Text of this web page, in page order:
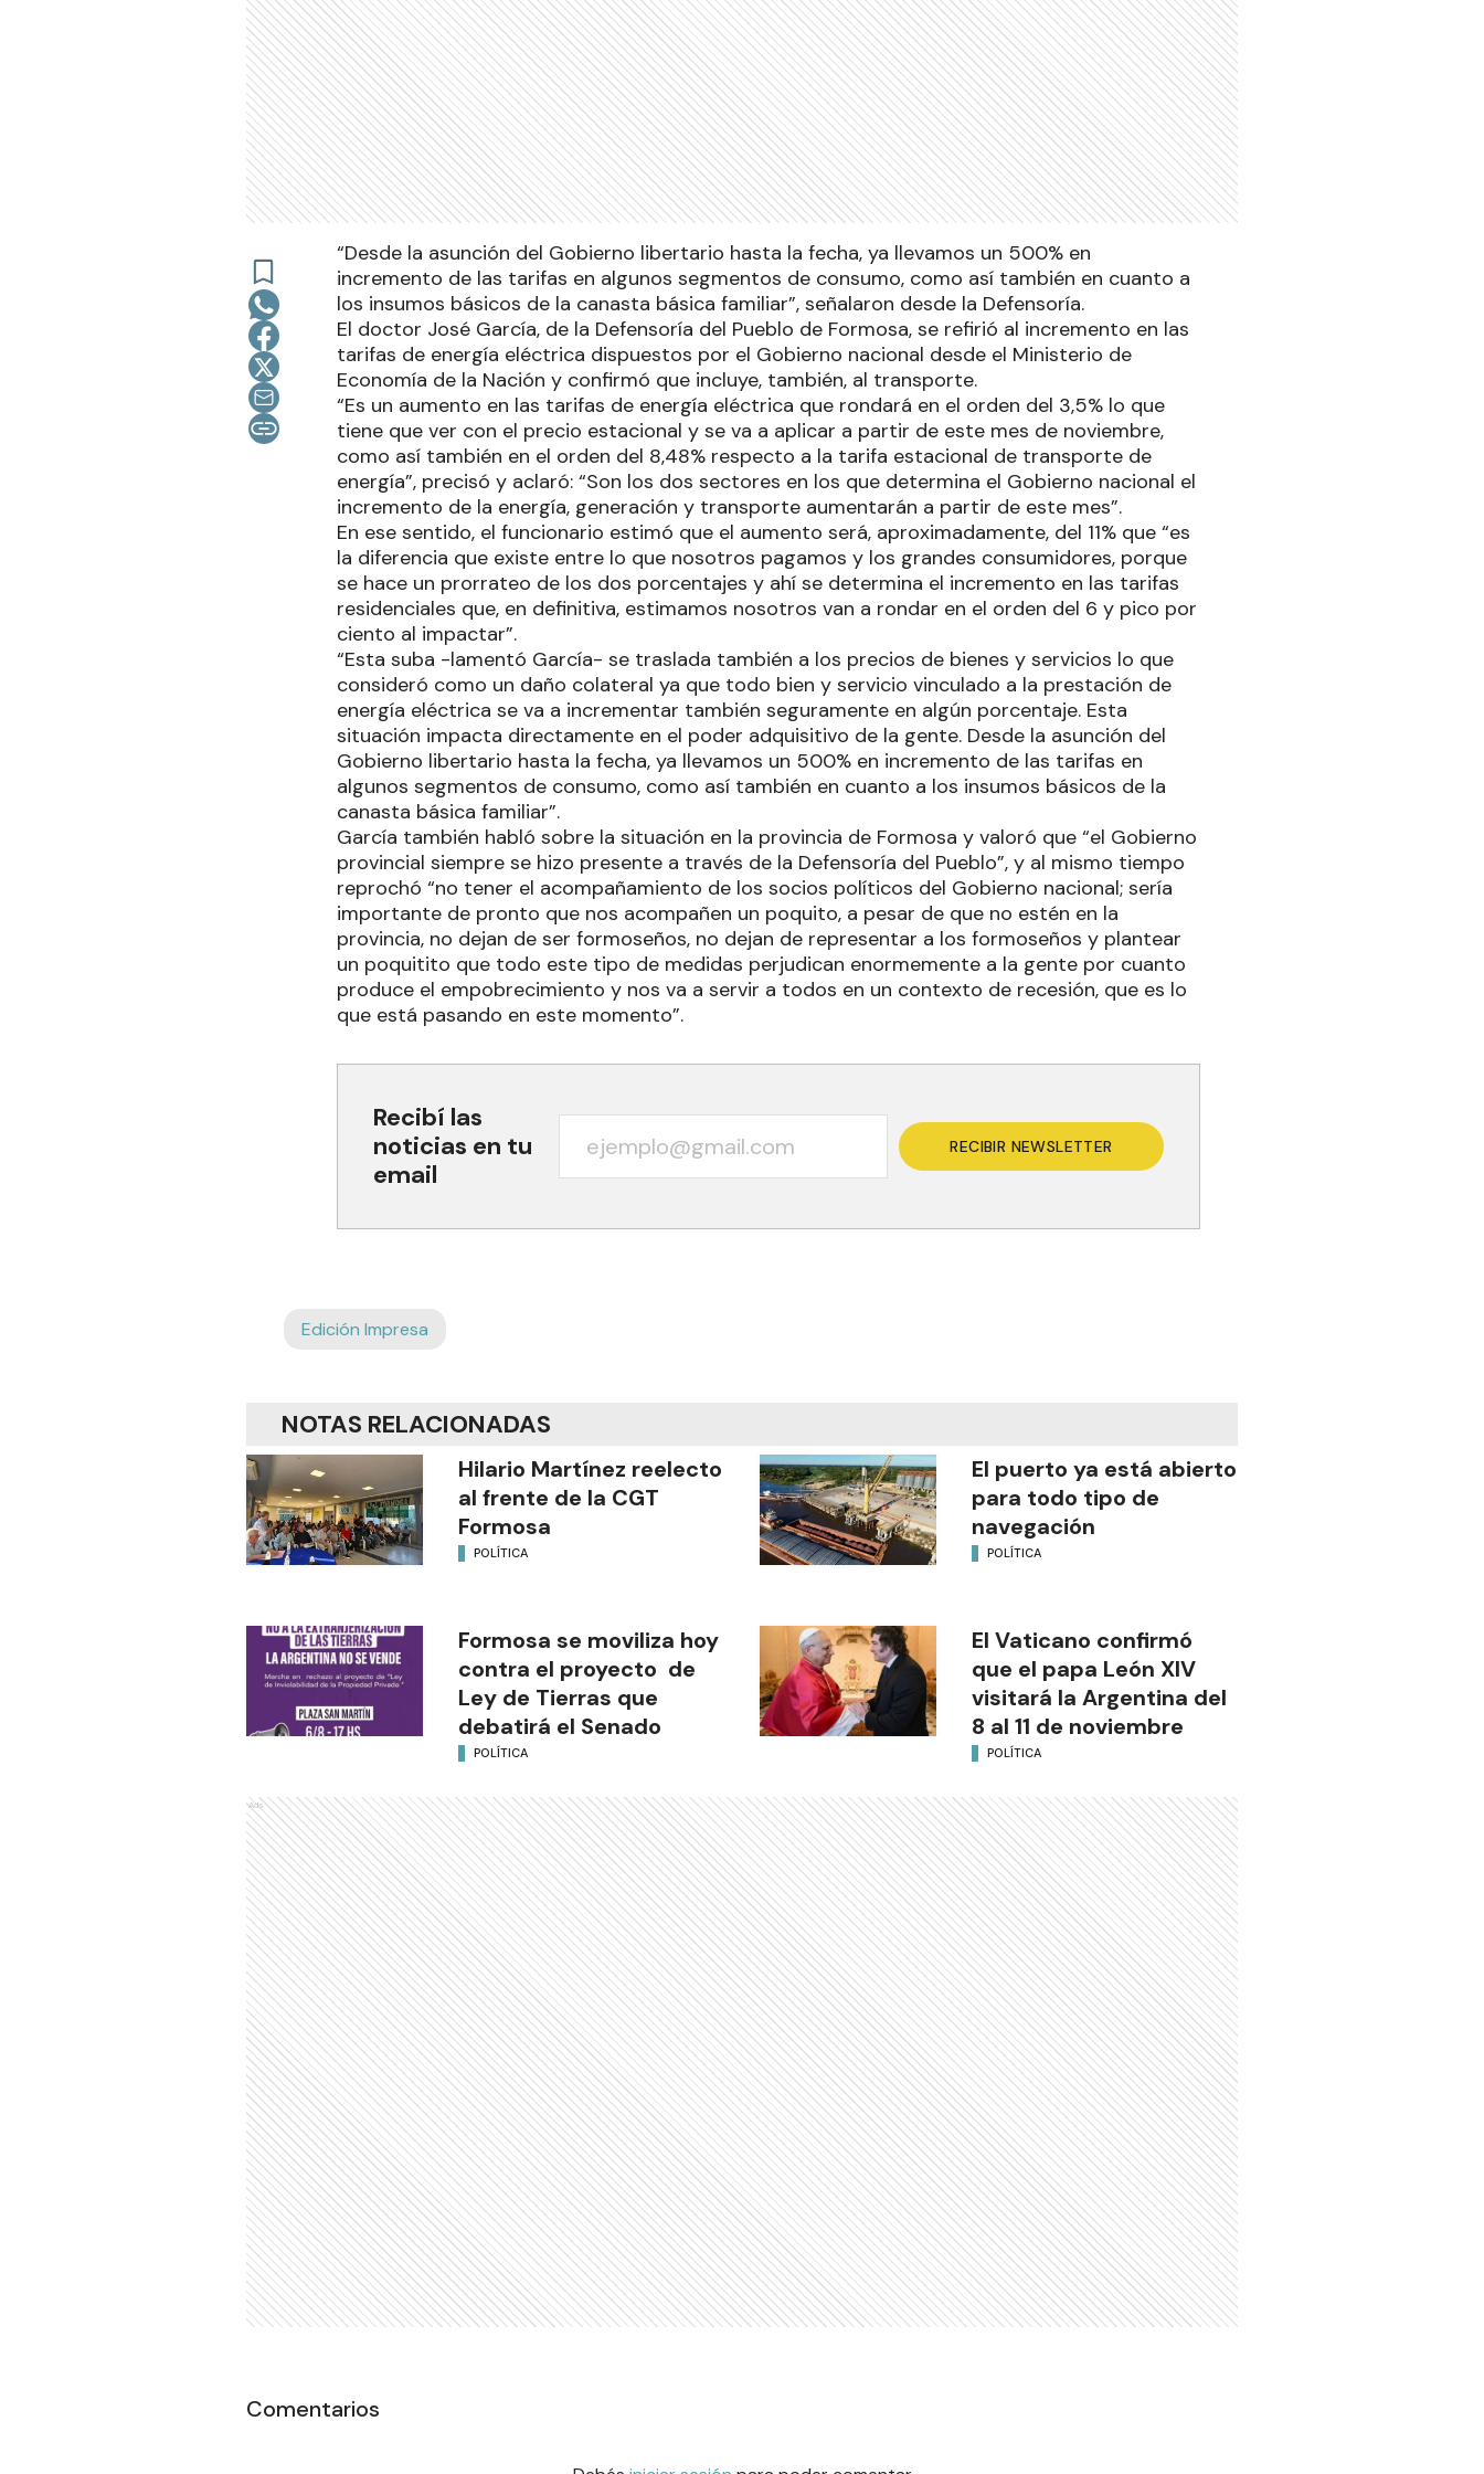
“Desde la asunción del Gobierno libertario hasta la fecha, ya llevamos un 500% en
incremento de las tarifas en algunos segmentos de consumo, como así también en cuanto a
los insumos básicos de la canasta básica familiar”, señalaron desde la Defensoría.
El doctor José García, de la Defensoría del Pueblo de Formosa, se refirió al incremento en las
tarifas de energía eléctrica dispuestos por el Gobierno nacional desde el Ministerio de
Economía de la Nación y confirmó que incluye, también, al transporte.
“Es un aumento en las tarifas de energía eléctrica que rondará en el orden del 3,5% lo que
tiene que ver con el precio estacional y se va a aplicar a partir de este mes de noviembre,
como así también en el orden del 8,48% respecto a la tarifa estacional de transporte de
energía”, precisó y aclaró: “Son los dos sectores en los que determina el Gobierno nacional el
incremento de la energía, generación y transporte aumentarán a partir de este mes”.
En ese sentido, el funcionario estimó que el aumento será, aproximadamente, del 11% que “es
la diferencia que existe entre lo que nosotros pagamos y los grandes consumidores, porque
se hace un prorrateo de los dos porcentajes y ahí se determina el incremento en las tarifas
residenciales que, en definitiva, estimamos nosotros van a rondar en el orden del 6 y pico por
ciento al impactar”.
“Esta suba -lamentó García- se traslada también a los precios de bienes y servicios lo que
consideró como un daño colateral ya que todo bien y servicio vinculado a la prestación de
energía eléctrica se va a incrementar también seguramente en algún porcentaje. Esta
situación impacta directamente en el poder adquisitivo de la gente. Desde la asunción del
Gobierno libertario hasta la fecha, ya llevamos un 500% en incremento de las tarifas en
algunos segmentos de consumo, como así también en cuanto a los insumos básicos de la
canasta básica familiar”.
García también habló sobre la situación en la provincia de Formosa y valoró que “el Gobierno
provincial siempre se hizo presente a través de la Defensoría del Pueblo”, y al mismo tiempo
reprochó “no tener el acompañamiento de los socios políticos del Gobierno nacional; sería
importante de pronto que nos acompañen un poquito, a pesar de que no estén en la
provincia, no dejan de ser formoseños, no dejan de representar a los formoseños y plantear
un poquitito que todo este tipo de medidas perjudican enormemente a la gente por cuanto
produce el empobrecimiento y nos va a servir a todos en un contexto de recesión, que es lo
que está pasando en este momento”.
Recibí las
noticias en tu
email
RECIBIR NEWSLETTER
Edición Impresa
NOTAS RELACIONADAS
Hilario Martínez reelecto
al frente de la CGT
Formosa
POLÍTICA
El puerto ya está abierto
para todo tipo de
navegación
POLÍTICA
Formosa se moviliza hoy
contra el proyecto de
Ley de Tierras que
debatirá el Senado
POLÍTICA
El Vaticano confirmó
que el papa León XIV
visitará la Argentina del
8 al 11 de noviembre
POLÍTICA
Ads
Comentarios